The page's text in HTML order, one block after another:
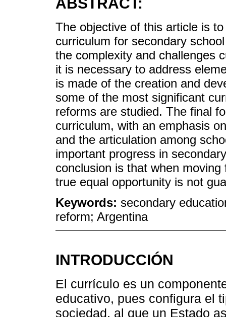
ABSTRACT:
The objective of this article is
curriculum for secondary
the complexity and challenges
it is necessary to address
is made of the creation and
some of the most significant
reforms are studied. The final
curriculum, with an emphasis
and the articulation among
important progress in
conclusion is that when
true equal opportunity is not
Keywords: secondary
reform; Argentina
INTRODUCCIÓN
El currículo es un
educativo, pues configura el
sociedad, al que un Estado